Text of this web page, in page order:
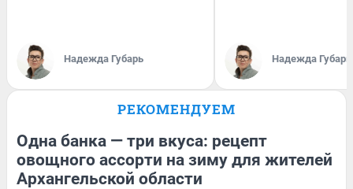
Надежда Губарь Надежда Губарь
РЕКОМЕНДУЕМ
Одна банка — три вкуса: рецепт
овощного ассорти на зиму для жителей
Архангельской области